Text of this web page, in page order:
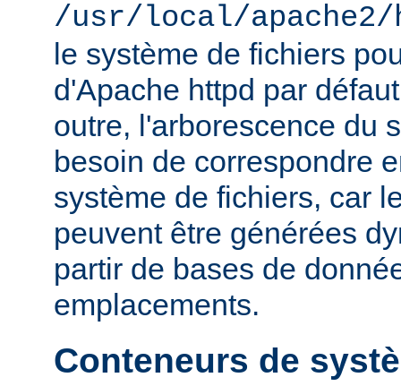
/usr/local/
le système de fichiers
d'Apache httpd par
outre, l'arborescence du
besoin de correspondre
système de fichiers, car
peuvent être générées
partir de bases de
emplacements.
Conteneurs de